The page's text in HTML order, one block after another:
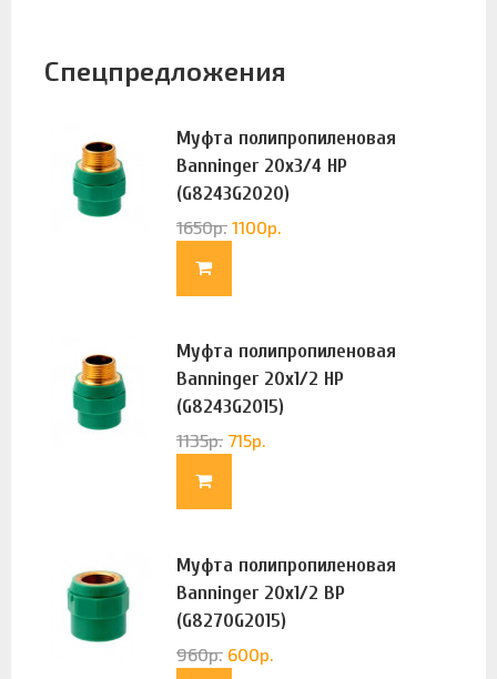
Спецпредложения
Муфта полипропиленовая
Banninger 20х3/4 НР
(G8243G2020)
1650р. 1100р.
Муфта полипропиленовая
Banninger 20х1/2 НР
(G8243G2015)
1135р. 715р.
Муфта полипропиленовая
Banninger 20х1/2 ВР
(G8270G2015)
960р. 600р.